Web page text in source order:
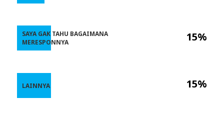
15%
15%
SAYA GAK TAHU BAGAIMANA
MERESPONNYA
LAINNYA